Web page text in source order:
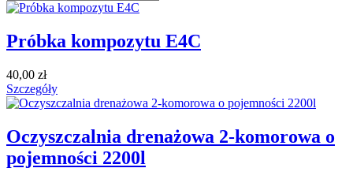
Próbka kompozytu E4C
40,00 zł
Szczegóły
Oczyszczalnia drenażowa 2-komorowa o
pojemności 2200l